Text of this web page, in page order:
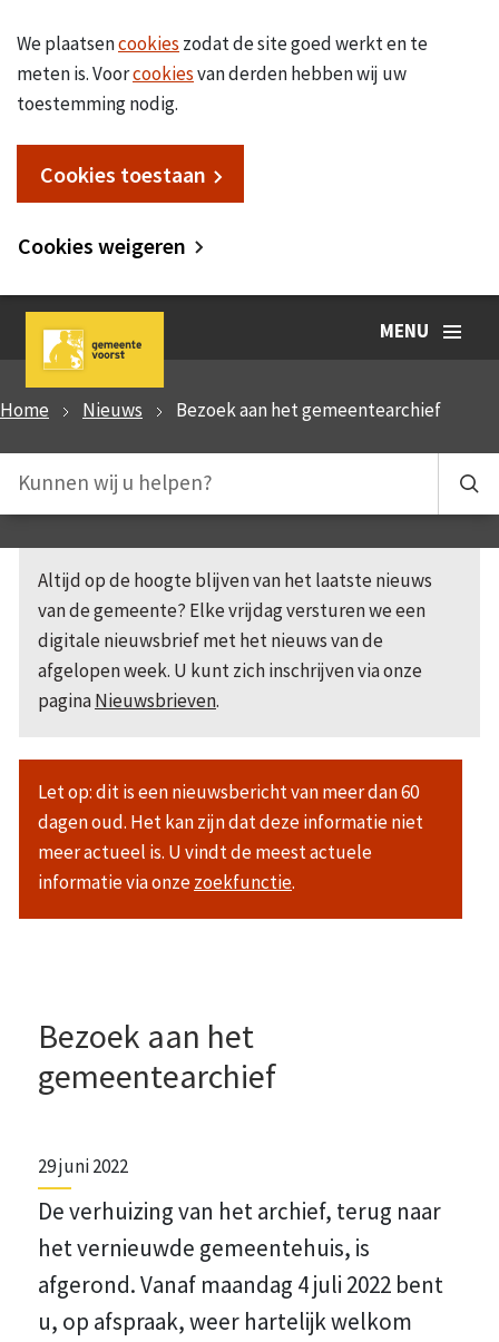
We plaatsencookies zodat de site goed werkt en te
meten is. Voorcookiesvan derden hebben wij uw
toestemming nodig.
Cookies toestaan
Cookies weigeren
MENU
Home Nieuws Bezoek aan het gemeentearchief
Altijd op de hoogte blijven van het laatste nieuws
van de gemeente? Elke vrijdag versturen we een
digitale nieuwsbrief met het nieuws van de
afgelopen week. U kunt zich inschrijven via onze
paginaNieuwsbrieven.
Let op: dit is een nieuwsbericht van meer dan 60
dagen oud. Het kan zijn dat deze informatie niet
meer actueel is. U vindt de meest actuele
informatie via onzezoekfunctie.
Bezoek aan het
gemeentearchief
29 juni 2022
De verhuizing van het archief, terug naar
het vernieuwde gemeentehuis, is
afgerond. Vanaf maandag 4 juli 2022 bent
u, op afspraak, weer hartelijk welkom